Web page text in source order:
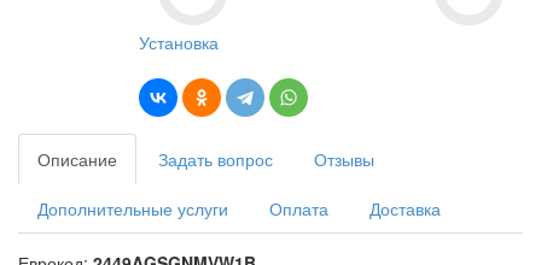
Установка
Описание Задать вопрос Отзывы
Дополнительные услуги Оплата Доставка